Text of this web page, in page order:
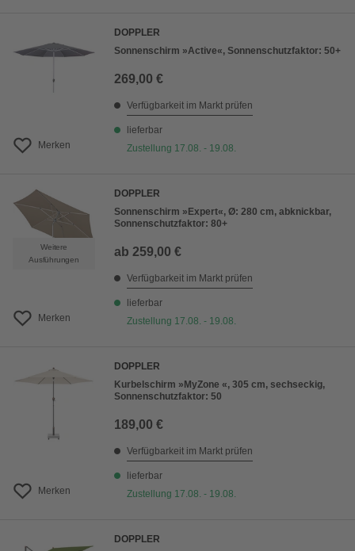
Merken
DOPPLER
Sonnenschirm »Active«, Sonnenschutzfaktor: 50+
269,00 €
Verfügbarkeit im Markt prüfen
lieferbar
Zustellung 17.08. - 19.08.
Weitere
Ausführungen
Merken
DOPPLER
Sonnenschirm »Expert«, Ø: 280 cm, abknickbar,
Sonnenschutzfaktor: 80+
ab 259,00 €
Verfügbarkeit im Markt prüfen
lieferbar
Zustellung 17.08. - 19.08.
Merken
DOPPLER
Kurbelschirm »MyZone «, 305 cm, sechseckig,
Sonnenschutzfaktor: 50
189,00 €
Verfügbarkeit im Markt prüfen
lieferbar
Zustellung 17.08. - 19.08.
DOPPLER